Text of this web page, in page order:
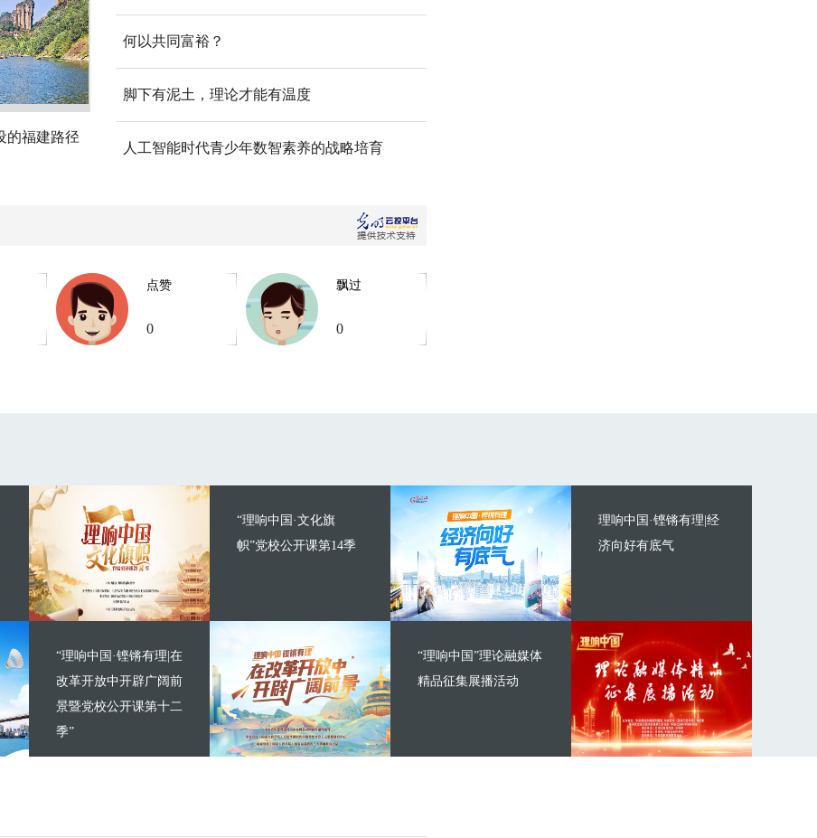
的福建路径
何以共同富裕？
脚下有泥土，理论才能有温度
人工智能时代青少年数智素养的战略培育
点赞
0
飘过
0
“理响中国·文化旗
帜”党校公开课第14季
“理响中国·铿锵有理|在
改革开放中开辟广阔前
景暨党校公开课第十二
季”
理响中国·铿锵有理|经
济向好有底气
“理响中国”理论融媒体
精品征集展播活动